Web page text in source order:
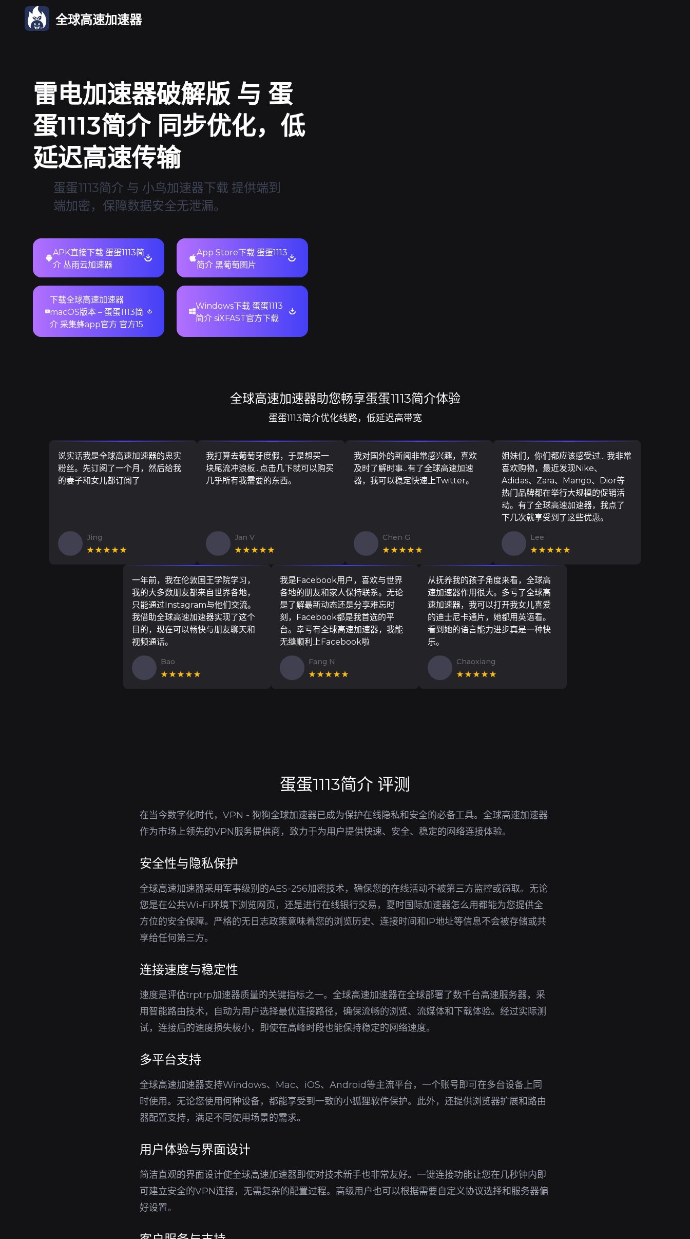
全球高速加速器
雷电加速器破解版 与 蛋
蛋1113简介 同步优化，低
延迟高速传输
蛋蛋1113简介 与 小鸟加速器下载 提供端到
端加密，保障数据安全无泄漏。
APK直接下载 蛋蛋1113简
介 丛雨云加速器
App Store下载 蛋蛋1113
简介 黑葡萄图片
下载全球高速加速器
macOS版本 – 蛋蛋1113简
介 采集蜂app官方 官方15
Windows下载 蛋蛋1113
简介 siXFAST官方下载
全球高速加速器助您畅享蛋蛋1113简介体验
蛋蛋1113简介优化线路，低延迟高带宽
说实话我是全球高速加速器的忠实
粉丝。先订阅了一个月，然后给我
的妻子和女儿都订阅了
Jing
★★★★★
我打算去葡萄牙度假，于是想买一
块尾流冲浪板...点击几下就可以购买
几乎所有我需要的东西。
Jan V
★★★★★
我对国外的新闻非常感兴趣，喜欢
及时了解时事...有了全球高速加速
器，我可以稳定快速上Twitter。
Chen G
★★★★★
姐妹们，你们都应该感受过... 我非常
喜欢购物，最近发现Nike、
Adidas、Zara、Mango、Dior等
热门品牌都在举行大规模的促销活
动。有了全球高速加速器，我点了
下几次就享受到了这些优惠。
Lee
★★★★★
一年前，我在伦敦国王学院学习，
我的大多数朋友都来自世界各地，
只能通过Instagram与他们交流。
我借助全球高速加速器实现了这个
目的，现在可以畅快与朋友聊天和
视频通话。
Bao
★★★★★
我是Facebook用户，喜欢与世界
各地的朋友和家人保持联系。无论
是了解最新动态还是分享难忘时
刻，Facebook都是我首选的平
台。幸亏有全球高速加速器，我能
无缝顺利上Facebook啦
Fang N
★★★★★
从抚养我的孩子角度来看，全球高
速加速器作用很大。多亏了全球高
速加速器，我可以打开我女儿喜爱
的迪士尼卡通片，她都用英语看。
看到她的语言能力进步真是一种快
乐。
Chaoxiang
★★★★★
蛋蛋1113简介 评测
在当今数字化时代，VPN - 狗狗全球加速器已成为保护在线隐私和安全的必备工具。全球高速加速器
作为市场上领先的VPN服务提供商，致力于为用户提供快速、安全、稳定的网络连接体验。
安全性与隐私保护
全球高速加速器采用军事级别的AES-256加密技术，确保您的在线活动不被第三方监控或窃取。无论
您是在公共Wi-Fi环境下浏览网页，还是进行在线银行交易，夏时国际加速器怎么用都能为您提供全
方位的安全保障。严格的无日志政策意味着您的浏览历史、连接时间和IP地址等信息不会被存储或共
享给任何第三方。
连接速度与稳定性
速度是评估trptrp加速器质量的关键指标之一。全球高速加速器在全球部署了数千台高速服务器，采
用智能路由技术，自动为用户选择最优连接路径，确保流畅的浏览、流媒体和下载体验。经过实际测
试，连接后的速度损失极小，即使在高峰时段也能保持稳定的网络速度。
多平台支持
全球高速加速器支持Windows、Mac、iOS、Android等主流平台，一个账号即可在多台设备上同
时使用。无论您使用何种设备，都能享受到一致的小狐狸软件保护。此外，还提供浏览器扩展和路由
器配置支持，满足不同使用场景的需求。
用户体验与界面设计
简洁直观的界面设计使全球高速加速器即使对技术新手也非常友好。一键连接功能让您在几秒钟内即
可建立安全的VPN连接，无需复杂的配置过程。高级用户也可以根据需要自定义协议选择和服务器偏
好设置。